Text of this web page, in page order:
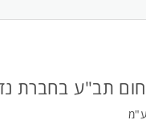
תב"ע בחברת